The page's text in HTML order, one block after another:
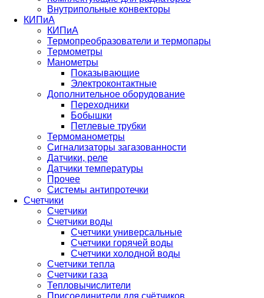
Внутрипольные конвекторы
КИПиА
КИПиА
Термопреобразователи и термопары
Термометры
Манометры
Показывающие
Электроконтактные
Дополнительное оборудование
Переходники
Бобышки
Петлевые трубки
Термоманометры
Сигнализаторы загазованности
Датчики, реле
Датчики температуры
Прочее
Системы антипротечки
Счетчики
Счетчики
Счетчики воды
Счетчики универсальные
Счетчики горячей воды
Счетчики холодной воды
Счетчики тепла
Счетчики газа
Тепловычислители